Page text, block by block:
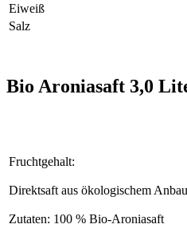
Eiweiß
Salz
Bio Aroniasaft 3,0
Fruchtgehalt:
Direktsaft aus ökologischem Anbau
Zutaten: 100 % Bio-Aroniasaft